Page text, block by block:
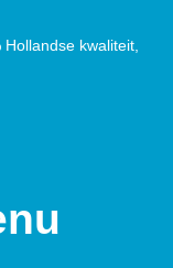
kwaliteit,